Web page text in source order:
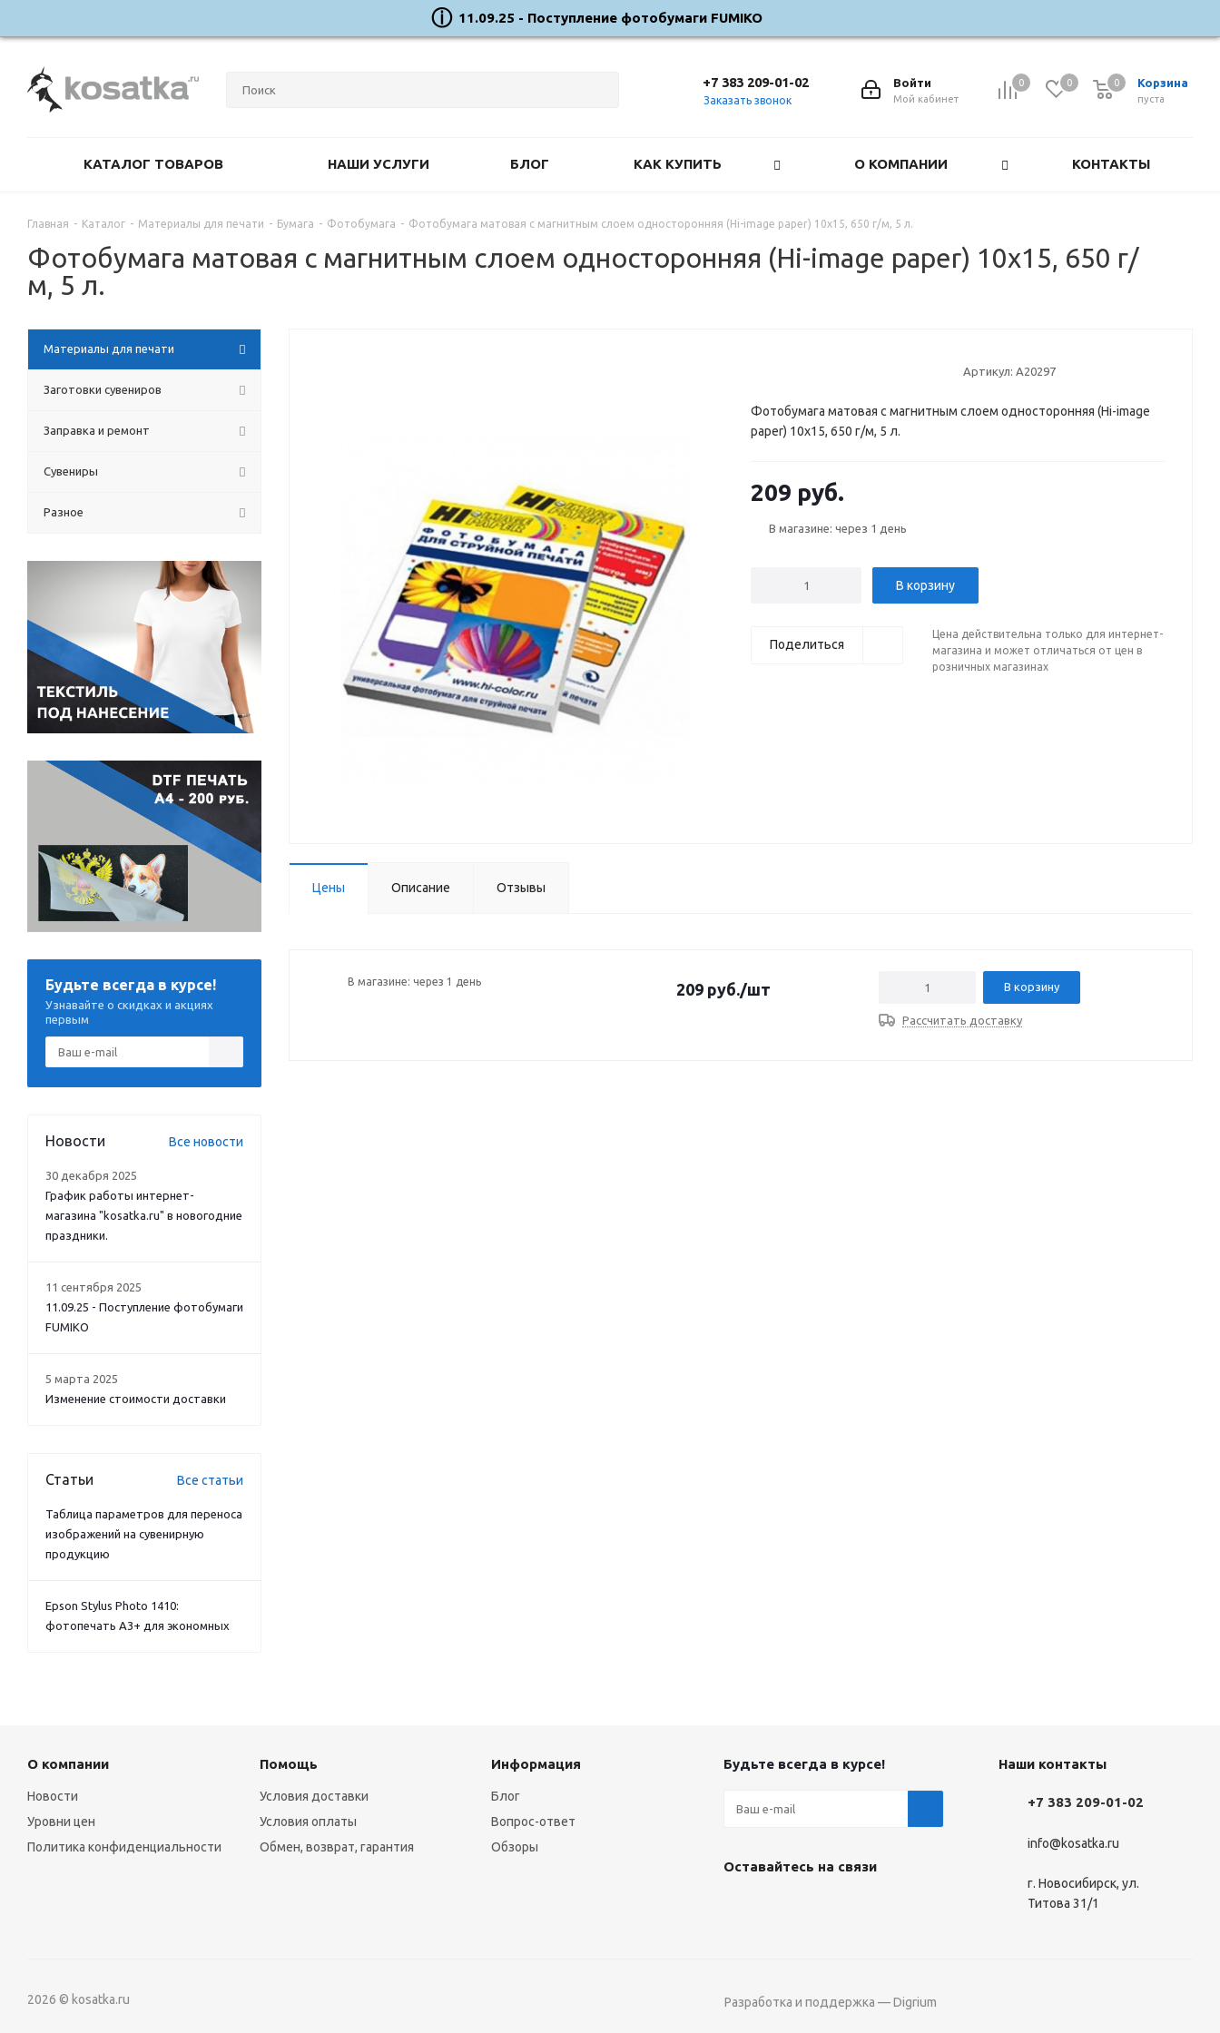
11.09.25 - Поступление фотобумаги FUMIKO
0 0 Корзина
0
пуста
0
Войти
Мой кабинет
+7 383 209-01-02
Заказать звонок
КАТАЛОГ ТОВАРОВ НАШИ УСЛУГИ БЛОГ КАК КУПИТЬ О КОМПАНИИ КОНТАКТЫ
Главная - Каталог - Материалы для печати - Бумага - Фотобумага - Фотобумага матовая с магнитным слоем односторонняя (Hi-image paper) 10x15, 650 г/м, 5 л.
Фотобумага матовая с магнитным слоем односторонняя (Hi-image paper) 10x15, 650 г/
м, 5 л.
Артикул: A20297
Фотобумага матовая с магнитным слоем односторонняя (Hi-image
paper) 10x15, 650 г/м, 5 л.
209 руб.
В магазине: через 1 день
В корзину
Поделиться
Цена действительна только для интернет-
магазина и может отличаться от цен в
розничных магазинах
Цены Описание Отзывы
В магазине: через 1 день 209 руб./шт В корзину
Рассчитать доставку
Материалы для печати
Заготовки сувениров
Заправка и ремонт
Сувениры
Разное
Будьте всегда в курсе!
Узнавайте о скидках и акциях
первым
Новости Все новости
30 декабря 2025
График работы интернет-
магазина "kosatka.ru" в новогодние
праздники.
11 сентября 2025
11.09.25 - Поступление фотобумаги
FUMIKO
5 марта 2025
Изменение стоимости доставки
Статьи Все статьи
Таблица параметров для переноса
изображений на сувенирную
продукцию
Epson Stylus Photo 1410:
фотопечать А3+ для экономных
О компании
Новости
Уровни цен
Политика конфиденциальности
Помощь
Условия доставки
Условия оплаты
Обмен, возврат, гарантия
Информация
Блог
Вопрос-ответ
Обзоры
Будьте всегда в курсе!
Оставайтесь на связи
Наши контакты
+7 383 209-01-02
info@kosatka.ru
г. Новосибирск, ул.
Титова 31/1
2026 © kosatka.ru Разработка и поддержка — Digrium